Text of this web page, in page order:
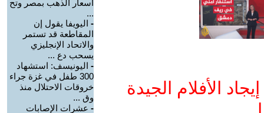
الأفلام الجيدة
أسعار الذهب بمصر وتح
...
- اليويفا يقول إن
المقاطعة قد تستمر
والاتحاد الإنجليزي
يسحب دع ...
- اليونيسف: استشهاد
300 طفل في غزة جراء
خروقات الاحتلال منذ
وق ...
- عشرات الإصابات